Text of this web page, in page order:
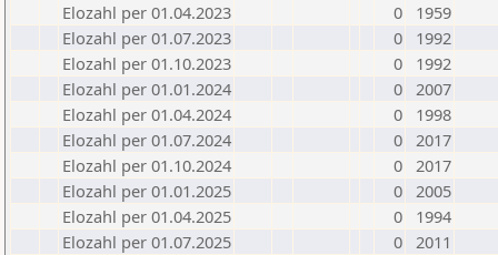
Elozahl per 01.04.2023
0
1959
Elozahl per 01.07.2023
0
1992
Elozahl per 01.10.2023
0
1992
Elozahl per 01.01.2024
0 2007
Elozahl per 01.04.2024
0
1998
Elozahl per 01.07.2024
0 2017
Elozahl per 01.10.2024
0 2017
Elozahl per 01.01.2025
0 2005
Elozahl per 01.04.2025
0
1994
Elozahl per 01.07.2025
0 2011